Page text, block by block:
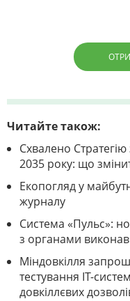
Читайте також:
Схвалено
2035 року: що
Екопогляд у
журналу
Система «Пульс»:
з органами
Міндовкілля
тестування ІТ-
довкіллєвих